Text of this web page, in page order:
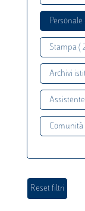
Stampa (
Archivi
Comunità